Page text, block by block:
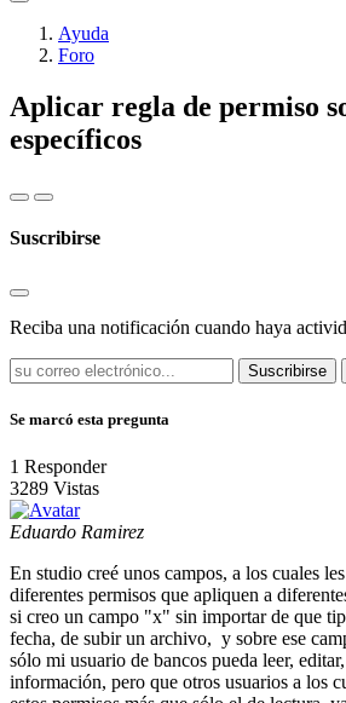
Ayuda
Foro
Aplicar regla de permiso
específicos
Suscribirse
Reciba una notificación cuando haya
Suscribirse
Se marcó esta pregunta
1 Responder
3289 Vistas
Eduardo Ramirez
En studio creé unos campos, a los cuales
diferentes permisos que apliquen a
si creo un campo "x" sin importar de que
fecha, de subir un archivo, y sobre ese
sólo mi usuario de bancos pueda leer,
información, pero que otros usuarios a los